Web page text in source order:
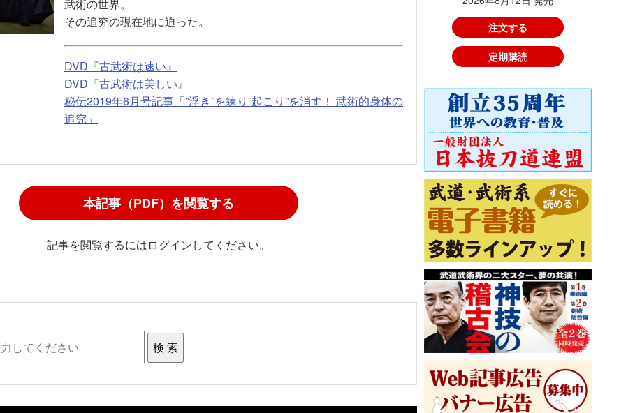
武術の世界。
その追究の現在地に迫った。
DVD『古武術は速い』
DVD『古武術は美しい』
秘伝2019年6月号記事「”浮き”を練り”起こり”を消す！ 武術的身体の
追究」
本記事（PDF）を閲覧する
記事を閲覧するにはログインしてください。
注文する
定期購読